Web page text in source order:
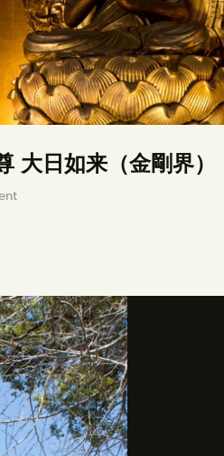
大日如来（金剛界）